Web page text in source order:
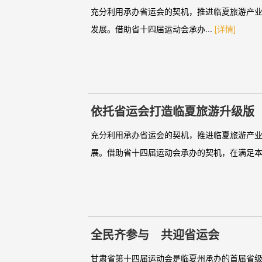
充分利用承办省运会的契机，推进临夏旅游
发展。借助省十四届运动会承办... [详情]
依托省运会打造临夏旅游升级版
充分利用承办省运会的契机，推进临夏旅游产
展。借助省十四届运动会承办的契机，在满足
全民齐参与 共迎省运会
甘肃省第十四届运动会是临夏州承办的首届省